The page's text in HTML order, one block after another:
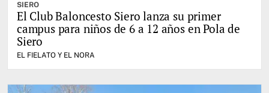
SIERO
El Club Baloncesto Siero lanza su primer
campus para niños de 6 a 12 años en Pola de
Siero
EL FIELATO Y EL NORA